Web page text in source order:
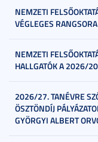
NEMZETI
VÉGLEGES
NEMZETI
HALLGATÓK A 2026/
2026/27. TANÉVRE
ÖSZTÖNDÍJ
GYÖRGYI ALBERT